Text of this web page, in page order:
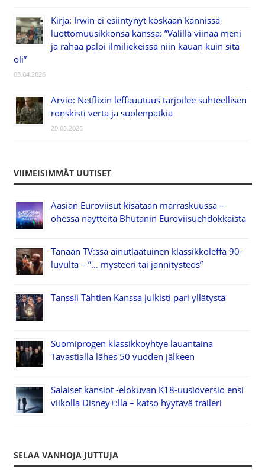
Kirja: Irwin ei esiintynyt koskaan kännissä
luottomuusikkonsa kanssa: ”Välillä viinaa meni
ja rahaa paloi ilmiliekeissä niin kauan kuin sitä
oli”
03.04.2026
Arvio: Netflixin leffauutuus tarjoilee suhteellisen
ronskisti verta ja suolenpätkiä
20.03.2026
VIIMEISIMMÄT UUTISET
Aasian Euroviisut kisataan marraskuussa –
ohessa näytteitä Bhutanin Euroviisuehdokkaista
Tänään TV:ssä ainutlaatuinen klassikkoleffa 90-
luvulta – ”… mysteeri tai jännitysteos”
Tanssii Tähtien Kanssa julkisti pari yllätystä
Suomiprogen klassikkoyhtye lauantaina
Tavastialla lähes 50 vuoden jälkeen
Salaiset kansiot -elokuvan K18-uusioversio ensi
viikolla Disney+:lla – katso hyytävä traileri
SELAA VANHOJA JUTTUJA